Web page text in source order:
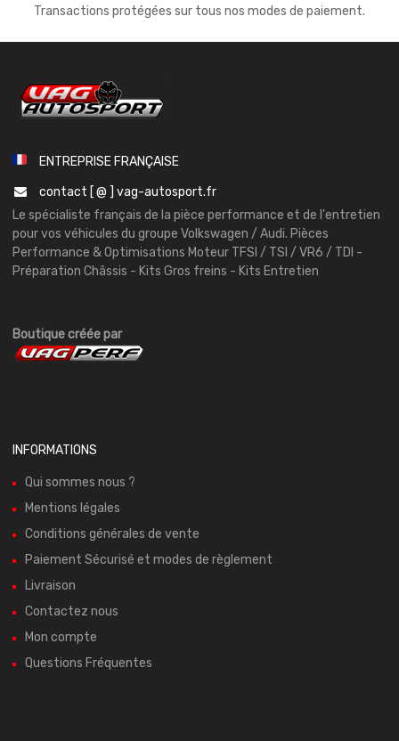
Transactions protégées sur tous nos modes de paiement.
ENTREPRISE FRANÇAISE
contact [ @ ] vag-autosport.fr
Le spécialiste français de la pièce performance et de l'entretien
pour vos véhicules du groupe Volkswagen / Audi. Pièces
Performance & Optimisations Moteur TFSI / TSI / VR6 / TDI -
Préparation Châssis - Kits Gros freins - Kits Entretien
Boutique créée par
INFORMATIONS
Qui sommes nous ?
Mentions légales
Conditions générales de vente
Paiement Sécurisé et modes de règlement
Livraison
Contactez nous
Mon compte
Questions Fréquentes